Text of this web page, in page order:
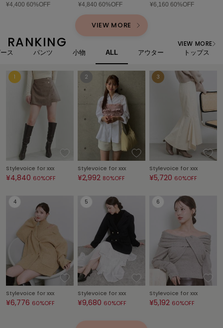
PATRICK
Philly chocolate
フィリーチョコレート
PUMA
プーマ
SALOMON
サロモン
sanrio house
サンリオハウス
セサミストリートマーケット
¥4,400 60%OFF
¥4,840 60%OFF
¥6,16060%OFF
VIEW MORE
RANKING VIEW MORE
ス パンツ 小物 ALL アウター トップス
Stylevoice for xxx
¥4,840 60%OFF
Stylevoice for xxx
¥2,992 80%OFF
Stylevoice for xxx
¥5,720 60%OFF
Stylevoice for xxx
¥6,776 60%OFF
Stylevoice for xxx
¥9,680 60%OFF
Stylevoice for xxx
¥5,192 60%OFF